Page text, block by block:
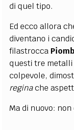
di quel tipo.
Ed ecco allora
diventano i
filastrocca
questi tre metalli
colpevole,
reginache
Ma di nuovo: non